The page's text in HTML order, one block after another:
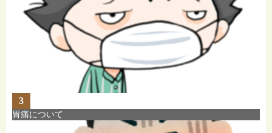
3
胃痛について